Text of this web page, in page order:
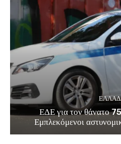
ΕΔΕ για τον θάνατο
Εμπλεκόμενοι